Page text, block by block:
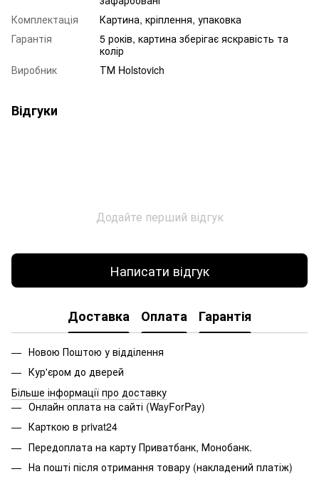
Комплектація
Картина, кріплення, упаковка
Гарантія
5 років, картина зберігає яскравість та
колір
Виробник
ТМ Holstovich
Відгуки
Додайте перший відгук
Написати відгук
Доставка Оплата Гарантія
Новою Поштою у відділення
Кур'єром до дверей
Більше інформації про доставку
Онлайн оплата на сайті (WayForPay)
Карткою в privat24
Передоплата на карту Приватбанк, Монобанк.
На пошті після отримання товару (накладений платіж)